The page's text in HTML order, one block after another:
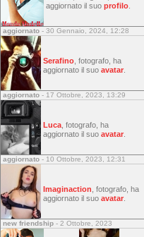
aggiornato il suo profilo
aggiornato - 30 Gennaio, 2024, 12:28
Serafino , fotografo, ha
aggiornato il suo avatar
aggiornato - 17 Ottobre, 2023, 13:29
Luca , fotografo, ha
aggiornato il suo avatar
aggiornato - 10 Ottobre, 2023, 12:31
Imaginaction , fotografo, ha
aggiornato il suo avatar
new friendship - 2 Ottobre, 2023